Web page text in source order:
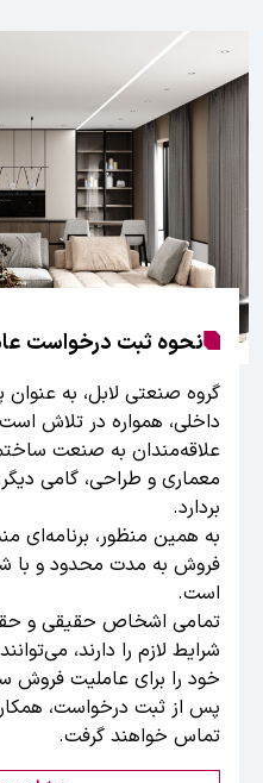
نحوه ثبت درخواست
گروه صنعتی لابل، به
داخلی، همواره در تلاش
علاقه‌مندان به صنعت
معماری و طراحی، گامی
بردارد.
به همین منظور،
فروش به مدت محدود و با
است.
تمامی اشخاص حقیقی و
شرایط لازم را دارند،
خود را برای عاملیت فروش
پس از ثبت درخواست،
تماس خواهند گرفت.